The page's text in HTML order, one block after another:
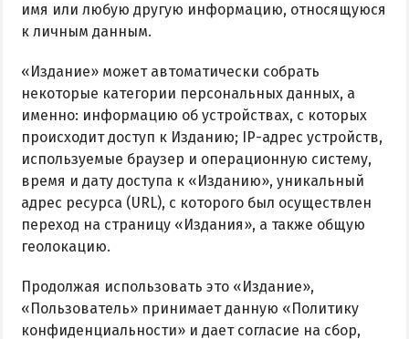
СЛОБОДКА
ЦЕНТР
ЧАСТНЫЙ СЕКТОР
АЗОВСКОЕ (ЛУНАЧАРСКОЕ)
НОВОПЕТРОВКА
ЛЕЧЕНИЕ И БАЛЬНЕОТЕРАПИЯ
Грязи, лиманы и соленые озера
Санатории
История курорта
ПИТАНИЕ
РАЗВЛЕЧЕНИЯ
имя или любую другую информацию, относящуюся
к личным данным.
«Издание» может автоматически собрать
некоторые категории персональных данных, а
именно: информацию об устройствах, с которых
происходит доступ к Изданию; IP-адрес устройств,
используемые браузер и операционную систему,
время и дату доступа к «Изданию», уникальный
адрес ресурса (URL), с которого был осуществлен
переход на страницу «Издания», а также общую
геолокацию.
Продолжая использовать это «Издание»,
«Пользователь» принимает данную «Политику
конфиденциальности» и дает согласие на сбор,